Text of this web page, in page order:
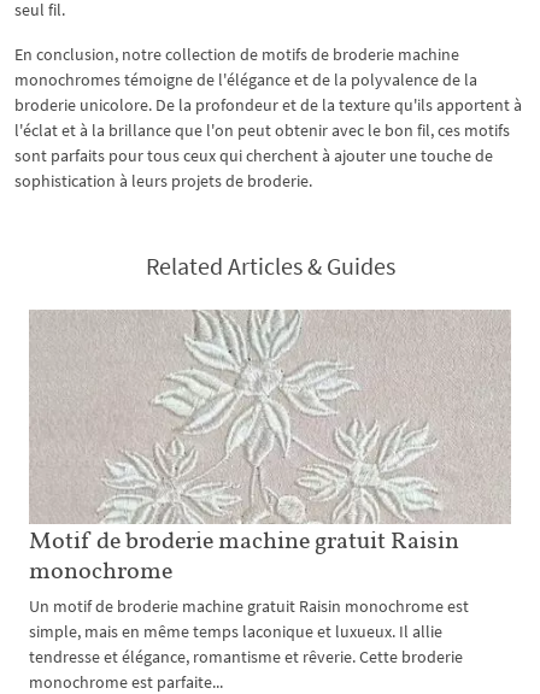
seul fil.
En conclusion, notre collection de motifs de broderie machine
monochromes témoigne de l'élégance et de la polyvalence de la
broderie unicolore. De la profondeur et de la texture qu'ils apportent à
l'éclat et à la brillance que l'on peut obtenir avec le bon fil, ces motifs
sont parfaits pour tous ceux qui cherchent à ajouter une touche de
sophistication à leurs projets de broderie.
Related Articles & Guides
Motif de broderie machine gratuit Raisin
monochrome
Un motif de broderie machine gratuit Raisin monochrome est
simple, mais en même temps laconique et luxueux. Il allie
tendresse et élégance, romantisme et rêverie. Cette broderie
monochrome est parfaite...